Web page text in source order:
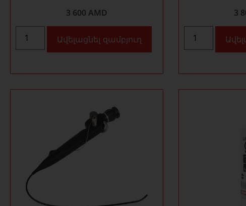
3 600 AMD
Ավելացնել զամբյուղ
3